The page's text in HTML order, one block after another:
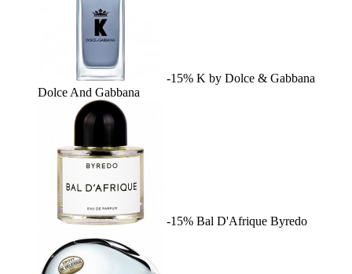
-15% K by Dolce & Gabbana
Dolce And Gabbana
-15% Bal D'Afrique Byredo